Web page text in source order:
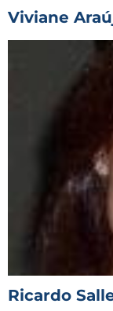
Viviane
Ricardo